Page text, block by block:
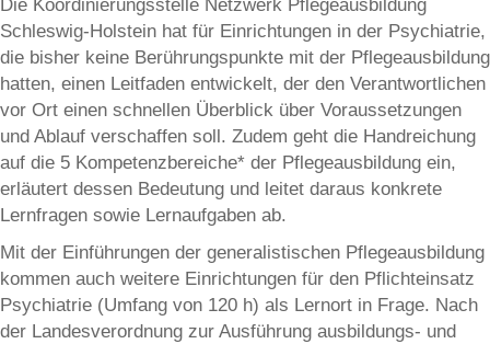
Die Koordinierungsstelle Netzwerk Pflegeausbildung
Schleswig-Holstein hat für Einrichtungen in der Psychiatrie,
die bisher keine Berührungspunkte mit der Pflegeausbildung
hatten, einen Leitfaden entwickelt, der den Verantwortlichen
vor Ort einen schnellen Überblick über Voraussetzungen
und Ablauf verschaffen soll. Zudem geht die Handreichung
auf die 5 Kompetenzbereiche* der Pflegeausbildung ein,
erläutert dessen Bedeutung und leitet daraus konkrete
Lernfragen sowie Lernaufgaben ab.
Mit der Einführungen der generalistischen Pflegeausbildung
kommen auch weitere Einrichtungen für den Pflichteinsatz
Psychiatrie (Umfang von 120 h) als Lernort in Frage. Nach
der Landesverordnung zur Ausführung ausbildungs- und